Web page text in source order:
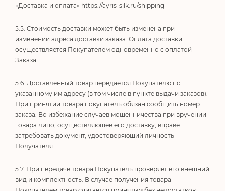
«Доставка и оплата» https://ayris-silk.ru/shipping
5.5. Стоимость доставки может быть изменена при
изменении адреса доставки заказа. Оплата доставки
осуществляется Покупателем одновременно с оплатой
Заказа.
5.6. Доставленный товар передается Покупателю по
указанному им адресу (в том числе в пункте выдачи заказов).
При принятии товара покупатель обязан сообщить номер
заказа. Во избежание случаев мошенничества при вручении
Товара лицо, осуществляющее его доставку, вправе
затребовать документ, удостоверяющий личность
Получателя.
5.7. При передаче товара Покупатель проверяет его внешний
вид и комплектность. В случае получения товара